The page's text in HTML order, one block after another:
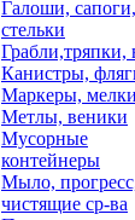
Галоши, сапоги,
стельки
Грабли,тряпки,
Канистры,
Маркеры, мелки
Метлы, веники
Мусорные
контейнеры
Мыло,
чистящие ср-ва